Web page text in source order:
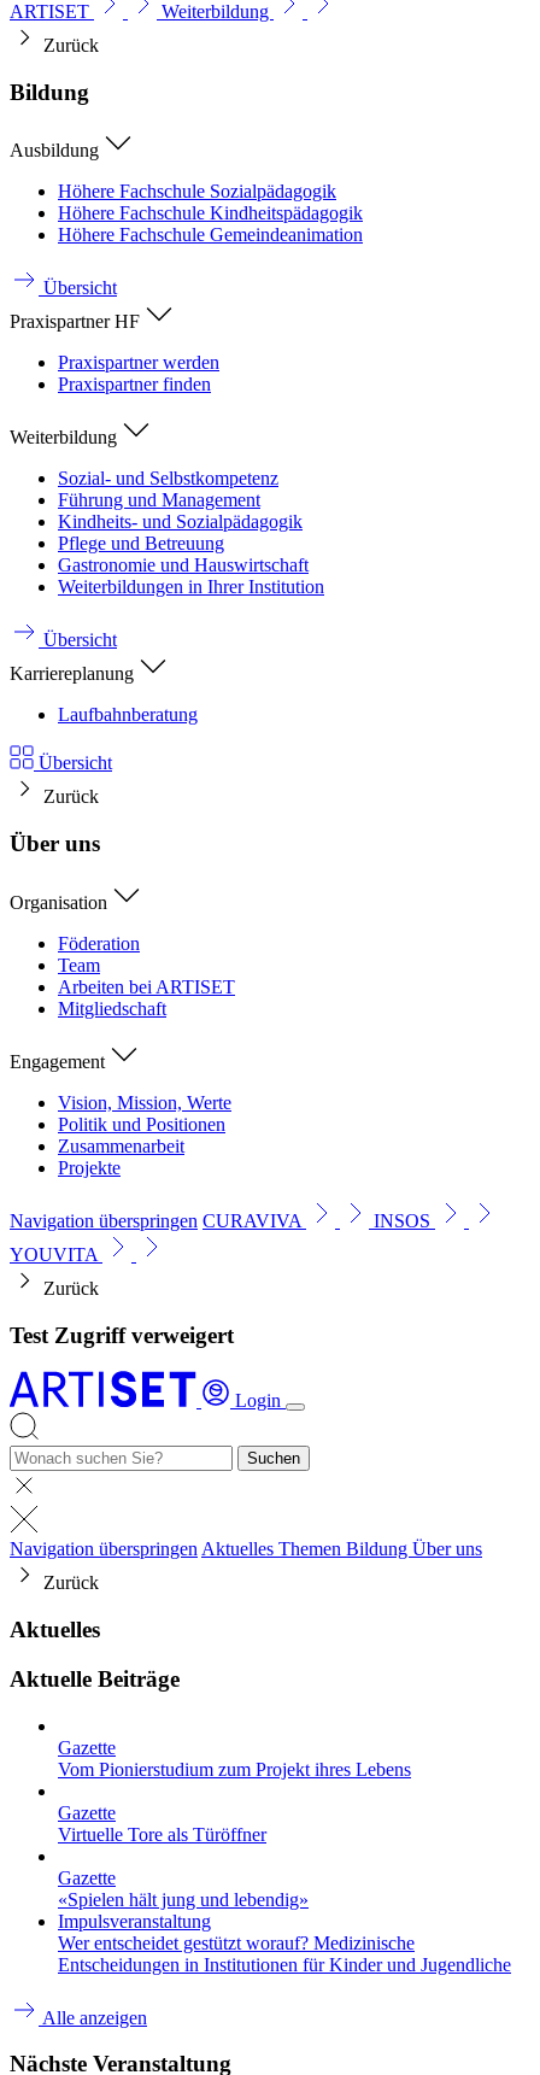
ARTISET
Weiterbildung
Zurück
Bildung
Ausbildung
Höhere Fachschule Sozialpädagogik
Höhere Fachschule Kindheitspädagogik
Höhere Fachschule Gemeindeanimation
Übersicht
Praxispartner HF
Praxispartner werden
Praxispartner finden
Weiterbildung
Sozial- und Selbstkompetenz
Führung und Management
Kindheits- und Sozialpädagogik
Pflege und Betreuung
Gastronomie und Hauswirtschaft
Weiterbildungen in Ihrer Institution
Übersicht
Karriereplanung
Laufbahnberatung
Übersicht
Zurück
Über uns
Organisation
Föderation
Team
Arbeiten bei ARTISET
Mitgliedschaft
Engagement
Vision, Mission, Werte
Politik und Positionen
Zusammenarbeit
Projekte
Navigation überspringen CURAVIVA
INSOS
YOUVITA
Zurück
Test Zugriff verweigert
Login
Suchen
Navigation überspringen Aktuelles Themen Bildung Über uns
Zurück
Aktuelles
Aktuelle Beiträge
Gazette
Vom Pionierstudium zum Projekt ihres Lebens
Gazette
Virtuelle Tore als Türöffner
Gazette
«Spielen hält jung und lebendig»
Impulsveranstaltung
Wer entscheidet gestützt worauf? Medizinische
Entscheidungen in Institutionen für Kinder und Jugendliche
Alle anzeigen
Nächste Veranstaltung